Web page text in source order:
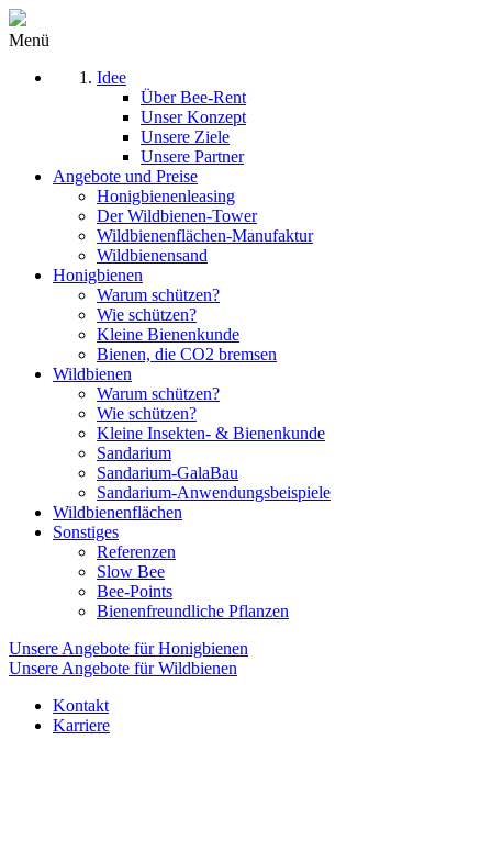
Menü
Idee
Über Bee-Rent
Unser Konzept
Unsere Ziele
Unsere Partner
Angebote und Preise
Honigbienenleasing
Der Wildbienen-Tower
Wildbienenflächen-Manufaktur
Wildbienensand
Honigbienen
Warum schützen?
Wie schützen?
Kleine Bienenkunde
Bienen, die CO2 bremsen
Wildbienen
Warum schützen?
Wie schützen?
Kleine Insekten- & Bienenkunde
Sandarium
Sandarium-GalaBau
Sandarium-Anwendungsbeispiele
Wildbienenflächen
Sonstiges
Referenzen
Slow Bee
Bee-Points
Bienenfreundliche Pflanzen
Unsere Angebote für Honigbienen
Unsere Angebote für Wildbienen
Kontakt
Karriere